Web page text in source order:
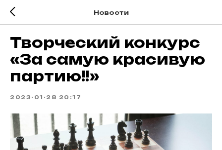
Новости
Творческий конкурс
«За самую красивую
партию!!»
2023-01-28 20:17